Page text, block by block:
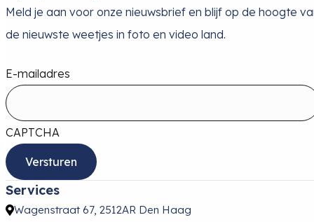
Meld je aan voor onze nieuwsbrief en blijf op de hoogte
de nieuwste weetjes in foto en video land.
E-mailadres
CAPTCHA
Services
Wagenstraat 67, 2512AR Den Haag